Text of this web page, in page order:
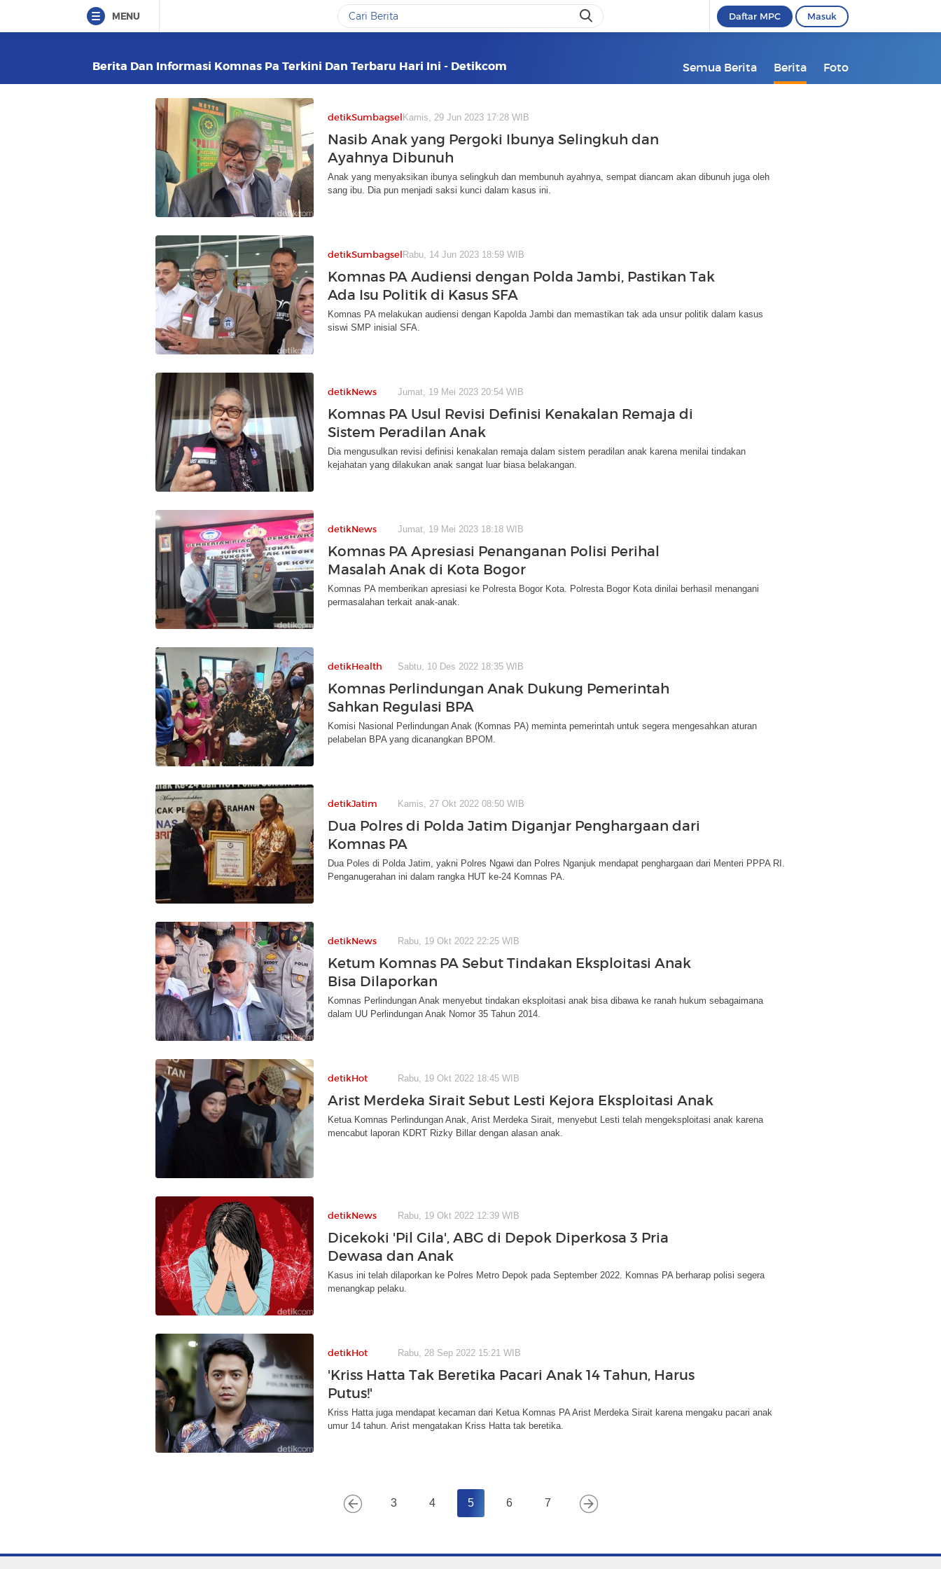
MENU Daftar MPC Masuk
Berita Dan Informasi Komnas Pa Terkini Dan Terbaru Hari Ini - Detikcom Semua Berita Berita Foto
detikSumbagsel Kamis, 29 Jun 2023 17:28 WIB
Nasib Anak yang Pergoki Ibunya Selingkuh dan
Ayahnya Dibunuh
Anak yang menyaksikan ibunya selingkuh dan membunuh ayahnya, sempat diancam akan dibunuh juga oleh
sang ibu. Dia pun menjadi saksi kunci dalam kasus ini.
detikSumbagsel Rabu, 14 Jun 2023 18:59 WIB
Komnas PA Audiensi dengan Polda Jambi, Pastikan Tak
Ada Isu Politik di Kasus SFA
Komnas PA melakukan audiensi dengan Kapolda Jambi dan memastikan tak ada unsur politik dalam kasus
siswi SMP inisial SFA.
detikNews Jumat, 19 Mei 2023 20:54 WIB
Komnas PA Usul Revisi Definisi Kenakalan Remaja di
Sistem Peradilan Anak
Dia mengusulkan revisi definisi kenakalan remaja dalam sistem peradilan anak karena menilai tindakan
kejahatan yang dilakukan anak sangat luar biasa belakangan.
detikNews Jumat, 19 Mei 2023 18:18 WIB
Komnas PA Apresiasi Penanganan Polisi Perihal
Masalah Anak di Kota Bogor
Komnas PA memberikan apresiasi ke Polresta Bogor Kota. Polresta Bogor Kota dinilai berhasil menangani
permasalahan terkait anak-anak.
detikHealth Sabtu, 10 Des 2022 18:35 WIB
Komnas Perlindungan Anak Dukung Pemerintah
Sahkan Regulasi BPA
Komisi Nasional Perlindungan Anak (Komnas PA) meminta pemerintah untuk segera mengesahkan aturan
pelabelan BPA yang dicanangkan BPOM.
detikJatim Kamis, 27 Okt 2022 08:50 WIB
Dua Polres di Polda Jatim Diganjar Penghargaan dari
Komnas PA
Dua Poles di Polda Jatim, yakni Polres Ngawi dan Polres Nganjuk mendapat penghargaan dari Menteri PPPA RI.
Penganugerahan ini dalam rangka HUT ke-24 Komnas PA.
detikNews Rabu, 19 Okt 2022 22:25 WIB
Ketum Komnas PA Sebut Tindakan Eksploitasi Anak
Bisa Dilaporkan
Komnas Perlindungan Anak menyebut tindakan eksploitasi anak bisa dibawa ke ranah hukum sebagaimana
dalam UU Perlindungan Anak Nomor 35 Tahun 2014.
detikHot Rabu, 19 Okt 2022 18:45 WIB
Arist Merdeka Sirait Sebut Lesti Kejora Eksploitasi Anak
Ketua Komnas Perlindungan Anak, Arist Merdeka Sirait, menyebut Lesti telah mengeksploitasi anak karena
mencabut laporan KDRT Rizky Billar dengan alasan anak.
detikNews Rabu, 19 Okt 2022 12:39 WIB
Dicekoki 'Pil Gila', ABG di Depok Diperkosa 3 Pria
Dewasa dan Anak
Kasus ini telah dilaporkan ke Polres Metro Depok pada September 2022. Komnas PA berharap polisi segera
menangkap pelaku.
detikHot Rabu, 28 Sep 2022 15:21 WIB
'Kriss Hatta Tak Beretika Pacari Anak 14 Tahun, Harus
Putus!'
Kriss Hatta juga mendapat kecaman dari Ketua Komnas PA Arist Merdeka Sirait karena mengaku pacari anak
umur 14 tahun. Arist mengatakan Kriss Hatta tak beretika.
3 4 5 6 7